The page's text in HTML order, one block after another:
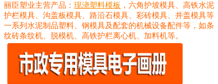
丽臣塑业主营产品： 现浇塑料模板 ，六角护坡模具、高铁水泥
护栏模具、沟盖板模具、路沿石模具、彩砖模具、井盖模具等
一系列水泥制品塑料、钢模具及配套的机械设备配件等，如条
纹砖条纹机、脱模机、高铁护栏离心机、加料机等。